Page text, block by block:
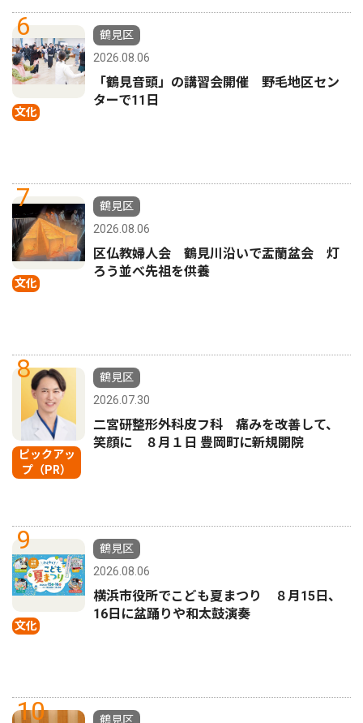
6
文化
鶴見区
2026.08.06
「鶴見音頭」の講習会開催 野毛地区セン
ターで11日
7
文化
鶴見区
2026.08.06
区仏教婦人会 鶴見川沿いで盂蘭盆会 灯
ろう並べ先祖を供養
8
ピックアッ
プ（PR）
鶴見区
2026.07.30
二宮研整形外科皮フ科 痛みを改善して、
笑顔に ８月１日 豊岡町に新規開院
9
文化
鶴見区
2026.08.06
横浜市役所でこども夏まつり ８月15日、
16日に盆踊りや和太鼓演奏
10
鶴見区